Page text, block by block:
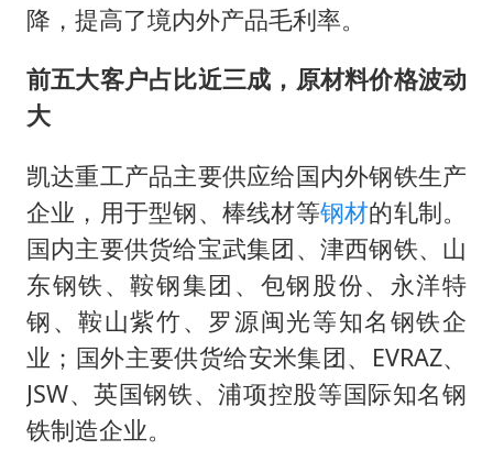
降，提高了境内外产品毛利率。
前五大客户占比近三成，原材料价格波动
大
凯达重工产品主要供应给国内外钢铁生产
企业，用于型钢、棒线材等钢材的轧制。
国内主要供货给宝武集团、津西钢铁、山
东钢铁、鞍钢集团、包钢股份、永洋特
钢、鞍山紫竹、罗源闽光等知名钢铁企
业；国外主要供货给安米集团、EVRAZ、
JSW、英国钢铁、浦项控股等国际知名钢
铁制造企业。